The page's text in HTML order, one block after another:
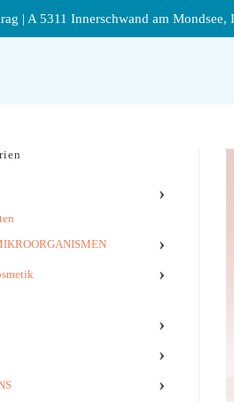
| A 5311 Innerschwand am Mondsee,
›
›
›
›
›
›